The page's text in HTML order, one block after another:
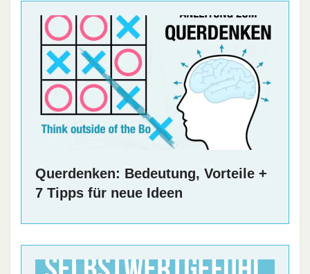
Querdenken: Bedeutung, Vorteile +
7 Tipps für neue Ideen